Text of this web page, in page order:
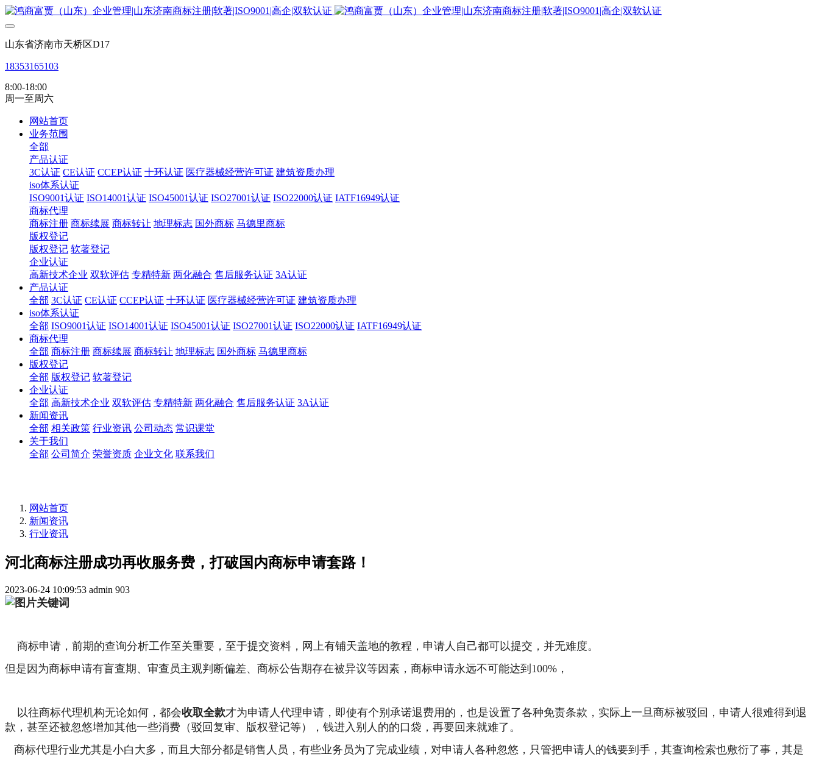
山东省济南市天桥区D17
18353165103
8:00-18:00
周一至周六
网站首页
业务范围
全部
产品认证
3C认证 CE认证 CCEP认证 十环认证 医疗器械经营许可证 建筑资质办理
iso体系认证
ISO9001认证 ISO14001认证 ISO45001认证 ISO27001认证 ISO22000认证 IATF16949认证
商标代理
商标注册 商标续展 商标转让 地理标志 国外商标 马德里商标
版权登记
版权登记 软著登记
企业认证
高新技术企业 双软评估 专精特新 两化融合 售后服务认证 3A认证
产品认证
全部 3C认证 CE认证 CCEP认证 十环认证 医疗器械经营许可证 建筑资质办理
iso体系认证
全部 ISO9001认证 ISO14001认证 ISO45001认证 ISO27001认证 ISO22000认证 IATF16949认证
商标代理
全部 商标注册 商标续展 商标转让 地理标志 国外商标 马德里商标
版权登记
全部 版权登记 软著登记
企业认证
全部 高新技术企业 双软评估 专精特新 两化融合 售后服务认证 3A认证
新闻资讯
全部 相关政策 行业资讯 公司动态 常识课堂
关于我们
全部 公司简介 荣誉资质 企业文化 联系我们
网站首页
新闻资讯
行业资讯
河北商标注册成功再收服务费，打破国内商标申请套路！
2023-06-24 10:09:53 admin 903
商标申请，前期的查询分析工作至关重要，至于提交资料，网上有铺天盖地的教程，申请人自己都可以提交，并无难度。
但是因为商标申请有盲查期、审查员主观判断偏差、商标公告期存在被异议等因素，商标申请永远不可能达到100%，
以往商标代理机构无论如何，都会收取全款才为申请人代理申请，即使有个别承诺退费用的，也是设置了各种免责条款，实际上一旦商标被驳回，申请人很难得到退
款，甚至还被忽悠增加其他一些消费（驳回复审、版权登记等），钱进入别人的的口袋，再要回来就难了。
商标代理行业尤其是小白大多，而且大部分都是销售人员，有些业务员为了完成业绩，对申请人各种忽悠，只管把申请人的钱要到手，其查询检索也敷衍了事，其是